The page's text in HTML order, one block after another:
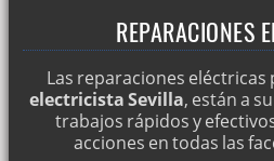
REPARACIONES
Las reparaciones
electricista Sevilla, están a
trabajos rápidos y
acciones en todas las